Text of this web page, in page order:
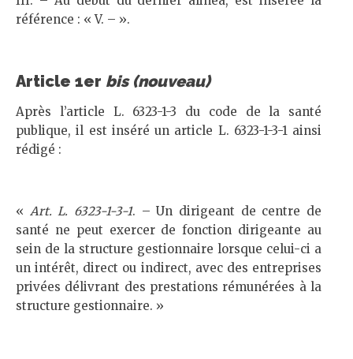
référence : « V. – ».
Article 1er bis (nouveau)
Après l’article L. 6323-1-3 du code de la santé
publique, il est inséré un article L. 6323-1-3-1 ainsi
rédigé :
« Art. L. 6323-1-3-1. – Un dirigeant de centre de
santé ne peut exercer de fonction dirigeante au
sein de la structure gestionnaire lorsque celui-ci a
un intérêt, direct ou indirect, avec des entreprises
privées délivrant des prestations rémunérées à la
structure gestionnaire. »